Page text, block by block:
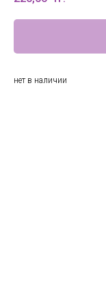
нет в наличии